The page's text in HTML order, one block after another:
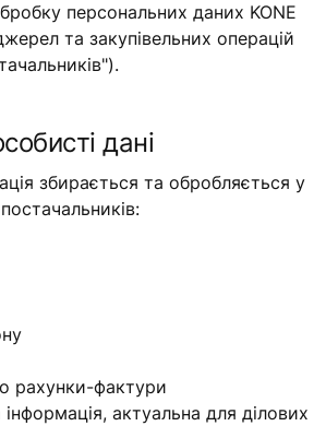
персональних даних KONE
та закупівельних операцій
дані
збирається та обробляється у
рахунки-фактури
актуальна для ділових